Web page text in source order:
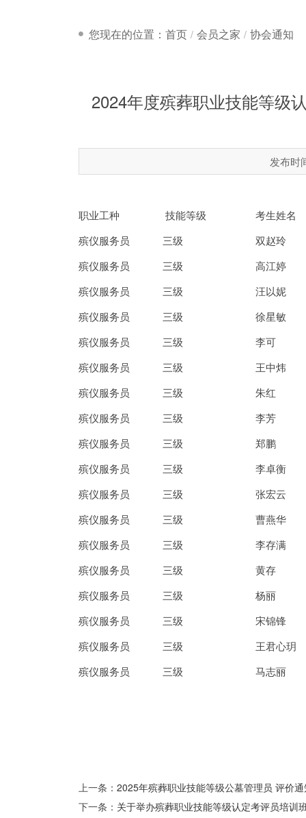
您现在的位置：首页 会员之家 协会通知
2024年度殡葬职业技能等级
发布时
职业工种 技能等级
考生姓名
殡仪服务员
三级
双赵玲
殡仪服务员
三级
高江婷
殡仪服务员
三级
汪以妮
殡仪服务员
三级
徐星敏
殡仪服务员
三级
李可
殡仪服务员
三级
王中炜
殡仪服务员
三级
朱红
殡仪服务员
三级
李芳
殡仪服务员
三级
郑鹏
殡仪服务员
三级
李卓衡
殡仪服务员
三级
张宏云
殡仪服务员
三级
曹燕华
殡仪服务员
三级
李存满
殡仪服务员
三级
黄存
殡仪服务员
三级
杨丽
殡仪服务员
三级
宋锦锋
殡仪服务员
三级
王君心玥
殡仪服务员
三级 马志丽
上一条： 2025年殡葬职业技能等级公墓管理员 评价
下一条： 关于举办殡葬职业技能等级认定考评员培训